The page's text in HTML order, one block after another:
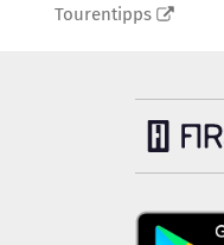
Tourentipps